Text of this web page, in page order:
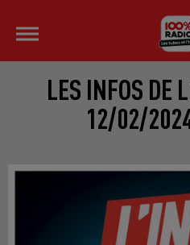
LES INFOS DE
12/02/